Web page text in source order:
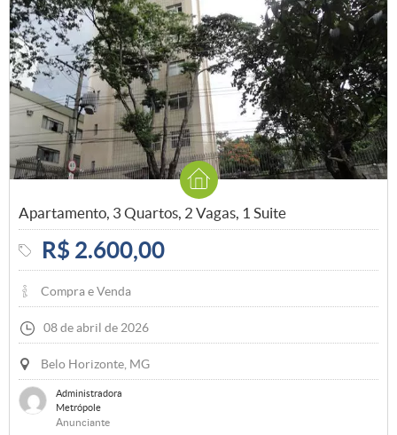
Apartamento, 3 Quartos, 2 Vagas, 1 Suite
R$ 2.600,00
Compra e Venda
08 de abril de 2026
Belo Horizonte, MG
Administradora
Metrópole
Anunciante